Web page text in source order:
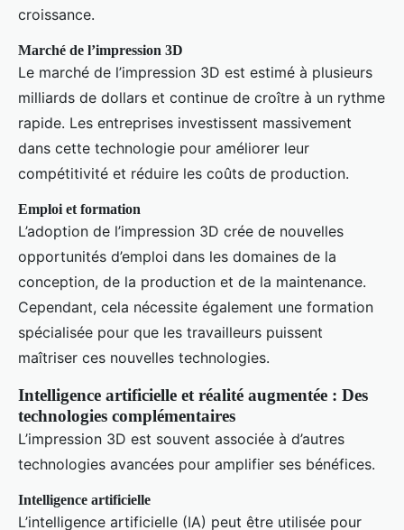
croissance.
Marché de l’impression 3D
Le marché de l’impression 3D est estimé à plusieurs
milliards de dollars et continue de croître à un rythme
rapide. Les entreprises investissent massivement
dans cette technologie pour améliorer leur
compétitivité et réduire les coûts de production.
Emploi et formation
L’adoption de l’impression 3D crée de nouvelles
opportunités d’emploi dans les domaines de la
conception, de la production et de la maintenance.
Cependant, cela nécessite également une formation
spécialisée pour que les travailleurs puissent
maîtriser ces nouvelles technologies.
Intelligence artificielle et réalité augmentée : Des
technologies complémentaires
L’impression 3D est souvent associée à d’autres
technologies avancées pour amplifier ses bénéfices.
Intelligence artificielle
L’intelligence artificielle (IA) peut être utilisée pour